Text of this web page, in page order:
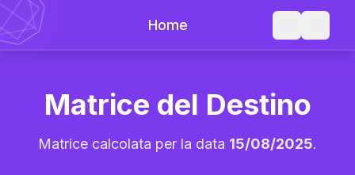
Home
Matrice del Destino
Matrice calcolata per la data 15/08/2025.